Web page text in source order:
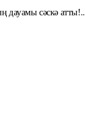
дауамы сәскә атты!..